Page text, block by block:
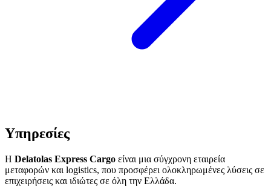
Υπηρεσίες
Η Delatolas Express Cargo είναι μια σύγχρονη εταιρεία
μεταφορών και logistics, που προσφέρει ολοκληρωμένες λύσεις σε
επιχειρήσεις και ιδιώτες σε όλη την Ελλάδα.